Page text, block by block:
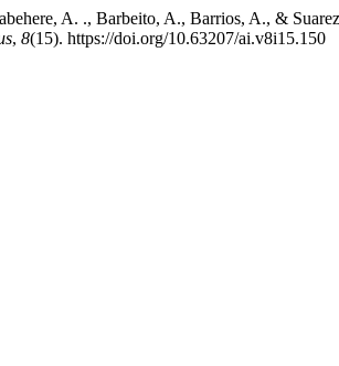
A. ., Barbeito, A., Barrios, A., &
, 8(15). https://doi.org/10.63207/ai.v8i15.150